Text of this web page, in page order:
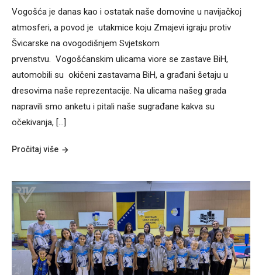
Vogošća je danas kao i ostatak naše domovine u navijačkoj
atmosferi, a povod je utakmice koju Zmajevi igraju protiv
Švicarske na ovogodišnjem Svjetskom
prvenstvu. Vogošćanskim ulicama viore se zastave BiH,
automobili su okičeni zastavama BiH, a građani šetaju u
dresovima naše reprezentacije. Na ulicama našeg grada
napravili smo anketu i pitali naše sugrađane kakva su
očekivanja, […]
Pročitaj više